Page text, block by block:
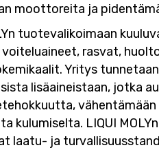
moottoreita ja
tuotevalikoimaan
voiteluaineet, rasvat,
Yritys
lisäaineistaan, jotka
vähentämään
kulumiselta. LIQUI
laatu- ja